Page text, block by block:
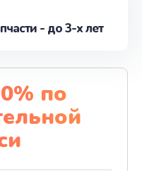
- до 3-х лет
по